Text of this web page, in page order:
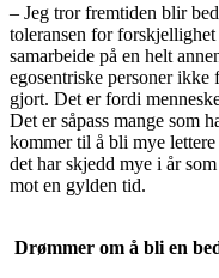
– Jeg tror fremtiden blir
toleransen for
samarbeide på en helt
egosentriske personer ikke
gjort. Det er fordi
Det er såpass mange som
kommer til å bli mye
det har skjedd mye i år
mot en gylden tid.
Drømmer om å bli en